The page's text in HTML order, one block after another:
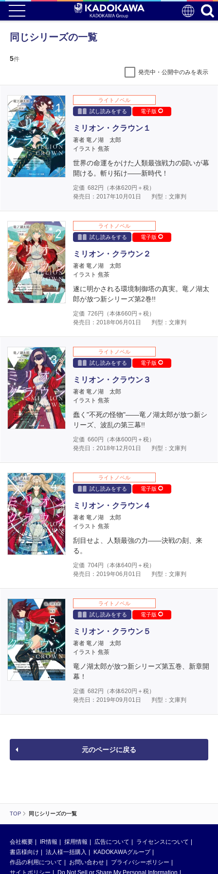
TOP 同じシリーズの一覧
同じシリーズの一覧
5件
発売中・公開中のみを表示
ライトノベル
試し読みをする
電子版
ミリオン・クラウン１
著者 竜ノ湖 太郎
イラスト 焦茶
世界の命運をかけた人類最強戦力の闘いが幕
開ける。斬り拓け――新時代！
定価 682 円（本体620円＋税）
発売日：2017年10月01日
判型：文庫判
ライトノベル
試し読みをする
電子版
ミリオン・クラウン２
著者 竜ノ湖 太郎
イラスト 焦茶
遂に明かされる環境制御塔の真実。竜ノ湖太
郎が放つ新シリーズ第2巻!!
定価 726 円（本体660円＋税）
発売日：2018年06月01日
判型：文庫判
ライトノベル
試し読みをする
電子版
ミリオン・クラウン３
著者 竜ノ湖 太郎
イラスト 焦茶
蠢く"不死の怪物"――竜ノ湖太郎が放つ新シ
リーズ、波乱の第三幕!!
定価 660円（本体600円＋税）
発売日：2018年12月01日
判型：文庫判
ライトノベル
試し読みをする
電子版
ミリオン・クラウン４
著者 竜ノ湖 太郎
イラスト 焦茶
刮目せよ、人類最強の力――決戦の刻、来
る。
定価 704円（本体640円＋税）
発売日：2019年06月01日
判型：文庫判
ライトノベル
試し読みをする
電子版
ミリオン・クラウン５
著者 竜ノ湖 太郎
イラスト 焦茶
竜ノ湖太郎が放つ新シリーズ第五巻、新章開
幕！
定価 682 円（本体620円＋税）
発売日：2019年09月01日
判型：文庫判
元のページに戻る
会社概要 IR情報 採用情報 広告について
ライセンスについて
書店様向け
法人様一括購入
KADOKAWAグループ
作品の利用について
お問い合わせ
プライバシーポリシー
サイトポリシー
Do Not Sell or Share My Personal Information